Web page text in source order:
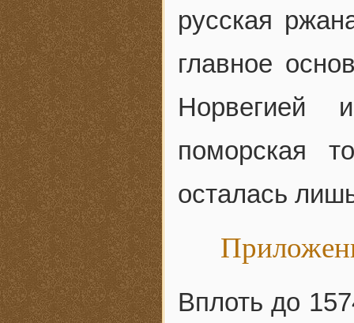
русская
главное
Норвегией
поморская
осталась
Вплоть до